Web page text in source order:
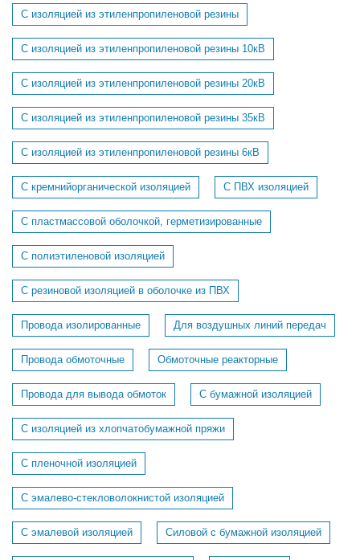
С изоляцией из этиленпропиленовой резины
С изоляцией из этиленпропиленовой резины 10кВ
С изоляцией из этиленпропиленовой резины 20кВ
С изоляцией из этиленпропиленовой резины 35кВ
С изоляцией из этиленпропиленовой резины 6кВ
С кремнийорганической изоляцией С ПВХ изоляцией
С пластмассовой оболочкой, герметизированные
С полиэтиленовой изоляцией
С резиновой изоляцией в оболочке из ПВХ
Провода изолированные Для воздушных линий передач
Провода обмоточные Обмоточные реакторные
Провода для вывода обмоток С бумажной изоляцией
С изоляцией из хлопчатобумажной пряжи
С пленочной изоляцией
С эмалево-стекловолокнистой изоляцией
С эмалевой изоляцией Силовой с бумажной изоляцией